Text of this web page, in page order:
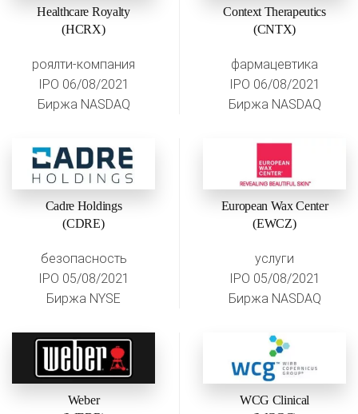
Healthcare Royalty
(HCRX)
роялти-компания
IPO 06/08/2021
Биржа NASDAQ
Context Therapeutics
(CNTX)
фармацевтика
IPO 06/08/2021
Биржа NASDAQ
Cadre Holdings
(CDRE)
безопасность
IPO 05/08/2021
Биржа NYSE
European Wax Center
(EWCZ)
услуги
IPO 05/08/2021
Биржа NASDAQ
Weber
WCG Clinical